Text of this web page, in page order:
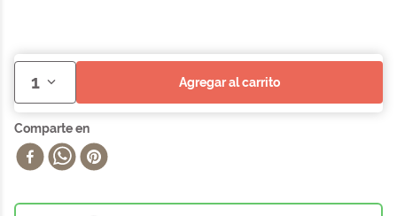
1 agregar al carrito